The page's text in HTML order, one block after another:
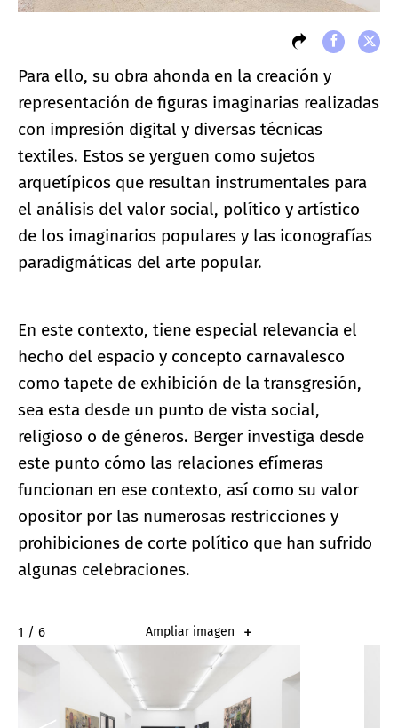
Para ello, su obra ahonda en la creación y
representación de figuras imaginarias realizadas
con impresión digital y diversas técnicas
textiles. Estos se yerguen como sujetos
arquetípicos que resultan instrumentales para
el análisis del valor social, político y artístico
de los imaginarios populares y las iconografías
paradigmáticas del arte popular.
En este contexto, tiene especial relevancia el
hecho del espacio y concepto carnavalesco
como tapete de exhibición de la transgresión,
sea esta desde un punto de vista social,
religioso o de géneros. Berger investiga desde
este punto cómo las relaciones efímeras
funcionan en ese contexto, así como su valor
opositor por las numerosas restricciones y
prohibiciones de corte político que han sufrido
algunas celebraciones.
1 / 6 Ampliar imagen